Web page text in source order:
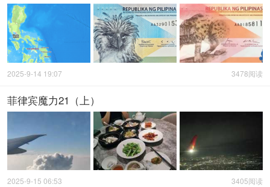
3478阅读
2025-9-14 19:07
菲律宾魔力21（上）
3405阅读
2025-9-15 06:53